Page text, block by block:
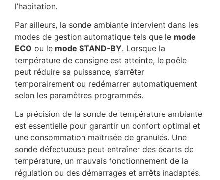
l’habitation.
Par ailleurs, la sonde ambiante intervient dans les
modes de gestion automatique tels que le mode
ECO ou le mode STAND-BY. Lorsque la
température de consigne est atteinte, le poêle
peut réduire sa puissance, s’arrêter
temporairement ou redémarrer automatiquement
selon les paramètres programmés.
La précision de la sonde de température ambiante
est essentielle pour garantir un confort optimal et
une consommation maîtrisée de granulés. Une
sonde défectueuse peut entraîner des écarts de
température, un mauvais fonctionnement de la
régulation ou des démarrages et arrêts inadaptés.